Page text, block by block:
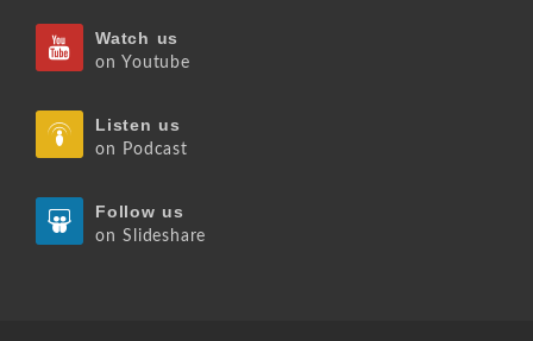
Watch us
on Youtube
Listen us
on Podcast
Follow us
on Slideshare